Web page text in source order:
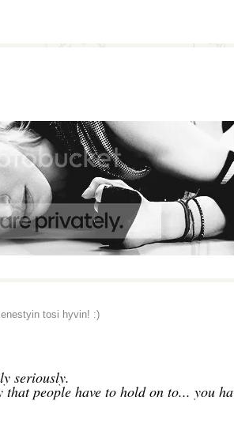
tosi hyvin! :)
seriously.
people have to hold on to... you